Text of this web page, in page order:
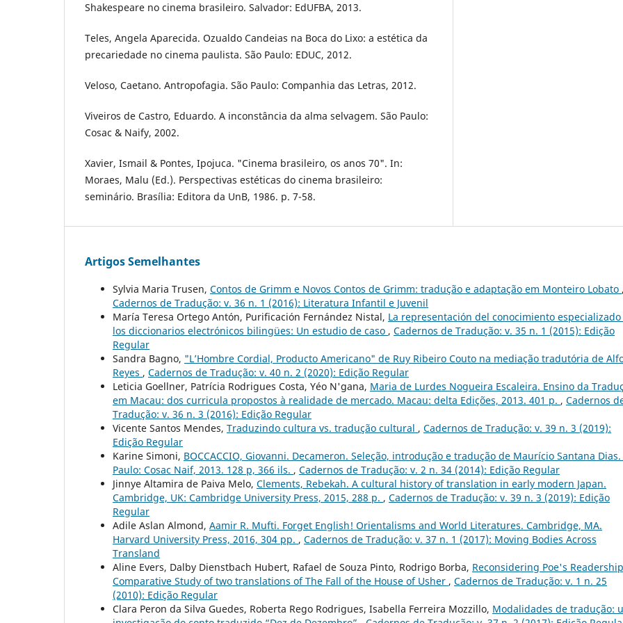
Shakespeare no cinema brasileiro. Salvador: EdUFBA, 2013.
Teles, Angela Aparecida. Ozualdo Candeias na Boca do Lixo: a estética da
precariedade no cinema paulista. São Paulo: EDUC, 2012.
Veloso, Caetano. Antropofagia. São Paulo: Companhia das Letras, 2012.
Viveiros de Castro, Eduardo. A inconstância da alma selvagem. São Paulo:
Cosac & Naify, 2002.
Xavier, Ismail & Pontes, Ipojuca. "Cinema brasileiro, os anos 70". In:
Moraes, Malu (Ed.). Perspectivas estéticas do cinema brasileiro:
seminário. Brasília: Editora da UnB, 1986. p. 7-58.
Artigos Semelhantes
Sylvia Maria Trusen, Contos de Grimm e Novos Contos de Grimm: tradução e adaptação em Monteiro Lobato
Cadernos de Tradução: v. 36 n. 1 (2016): Literatura Infantil e Juvenil
María Teresa Ortego Antón, Purificación Fernández Nistal, La representación del conocimiento
los diccionarios electrónicos bilingües: Un estudio de caso , Cadernos de Tradução: v. 35 n. 1 (2015): Edição
Regular
Sandra Bagno, "L’Hombre Cordial, Producto Americano" de Ruy Ribeiro Couto na mediação tradutória de
Reyes , Cadernos de Tradução: v. 40 n. 2 (2020): Edição Regular
Leticia Goellner, Patrícia Rodrigues Costa, Yéo N'gana, Maria de Lurdes Nogueira Escaleira. Ensino da
em Macau: dos curricula propostos à realidade de mercado. Macau: delta Edições, 2013. 401 p. , Cadernos
Tradução: v. 36 n. 3 (2016): Edição Regular
Vicente Santos Mendes, Traduzindo cultura vs. tradução cultural , Cadernos de Tradução: v. 39 n. 3 (2019):
Edição Regular
Karine Simoni, BOCCACCIO, Giovanni. Decameron. Seleção, introdução e tradução de Maurício Santana Dias.
Paulo: Cosac Naif, 2013. 128 p, 366 ils. , Cadernos de Tradução: v. 2 n. 34 (2014): Edição Regular
Jinnye Altamira de Paiva Melo, Clements, Rebekah. A cultural history of translation in early modern Japan.
Cambridge, UK: Cambridge University Press, 2015, 288 p. , Cadernos de Tradução: v. 39 n. 3 (2019): Edição
Regular
Adile Aslan Almond, Aamir R. Mufti. Forget English! Orientalisms and World Literatures. Cambridge, MA.
Harvard University Press, 2016, 304 pp. , Cadernos de Tradução: v. 37 n. 1 (2017): Moving Bodies Across
Transland
Aline Evers, Dalby Dienstbach Hubert, Rafael de Souza Pinto, Rodrigo Borba, Reconsidering Poe's
Comparative Study of two translations of The Fall of the House of Usher , Cadernos de Tradução: v. 1 n. 25
(2010): Edição Regular
Clara Peron da Silva Guedes, Roberta Rego Rodrigues, Isabella Ferreira Mozzillo, Modalidades de tradução: